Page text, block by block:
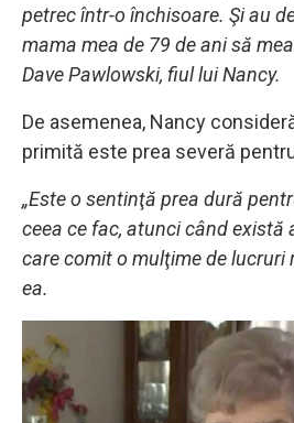
petrec într-o închisoare. Şi au
mama mea de 79 de ani să
Dave Pawlowski, fiul lui Nancy.
De asemenea, Nancy
primită este prea severă
„Este o sentinţă prea dură
ceea ce fac, atunci când există
care comit o mulţime de lucruri
ea.